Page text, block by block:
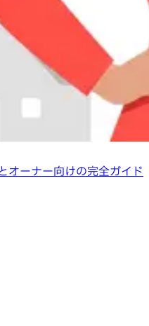
オーナー向けの完全ガイド